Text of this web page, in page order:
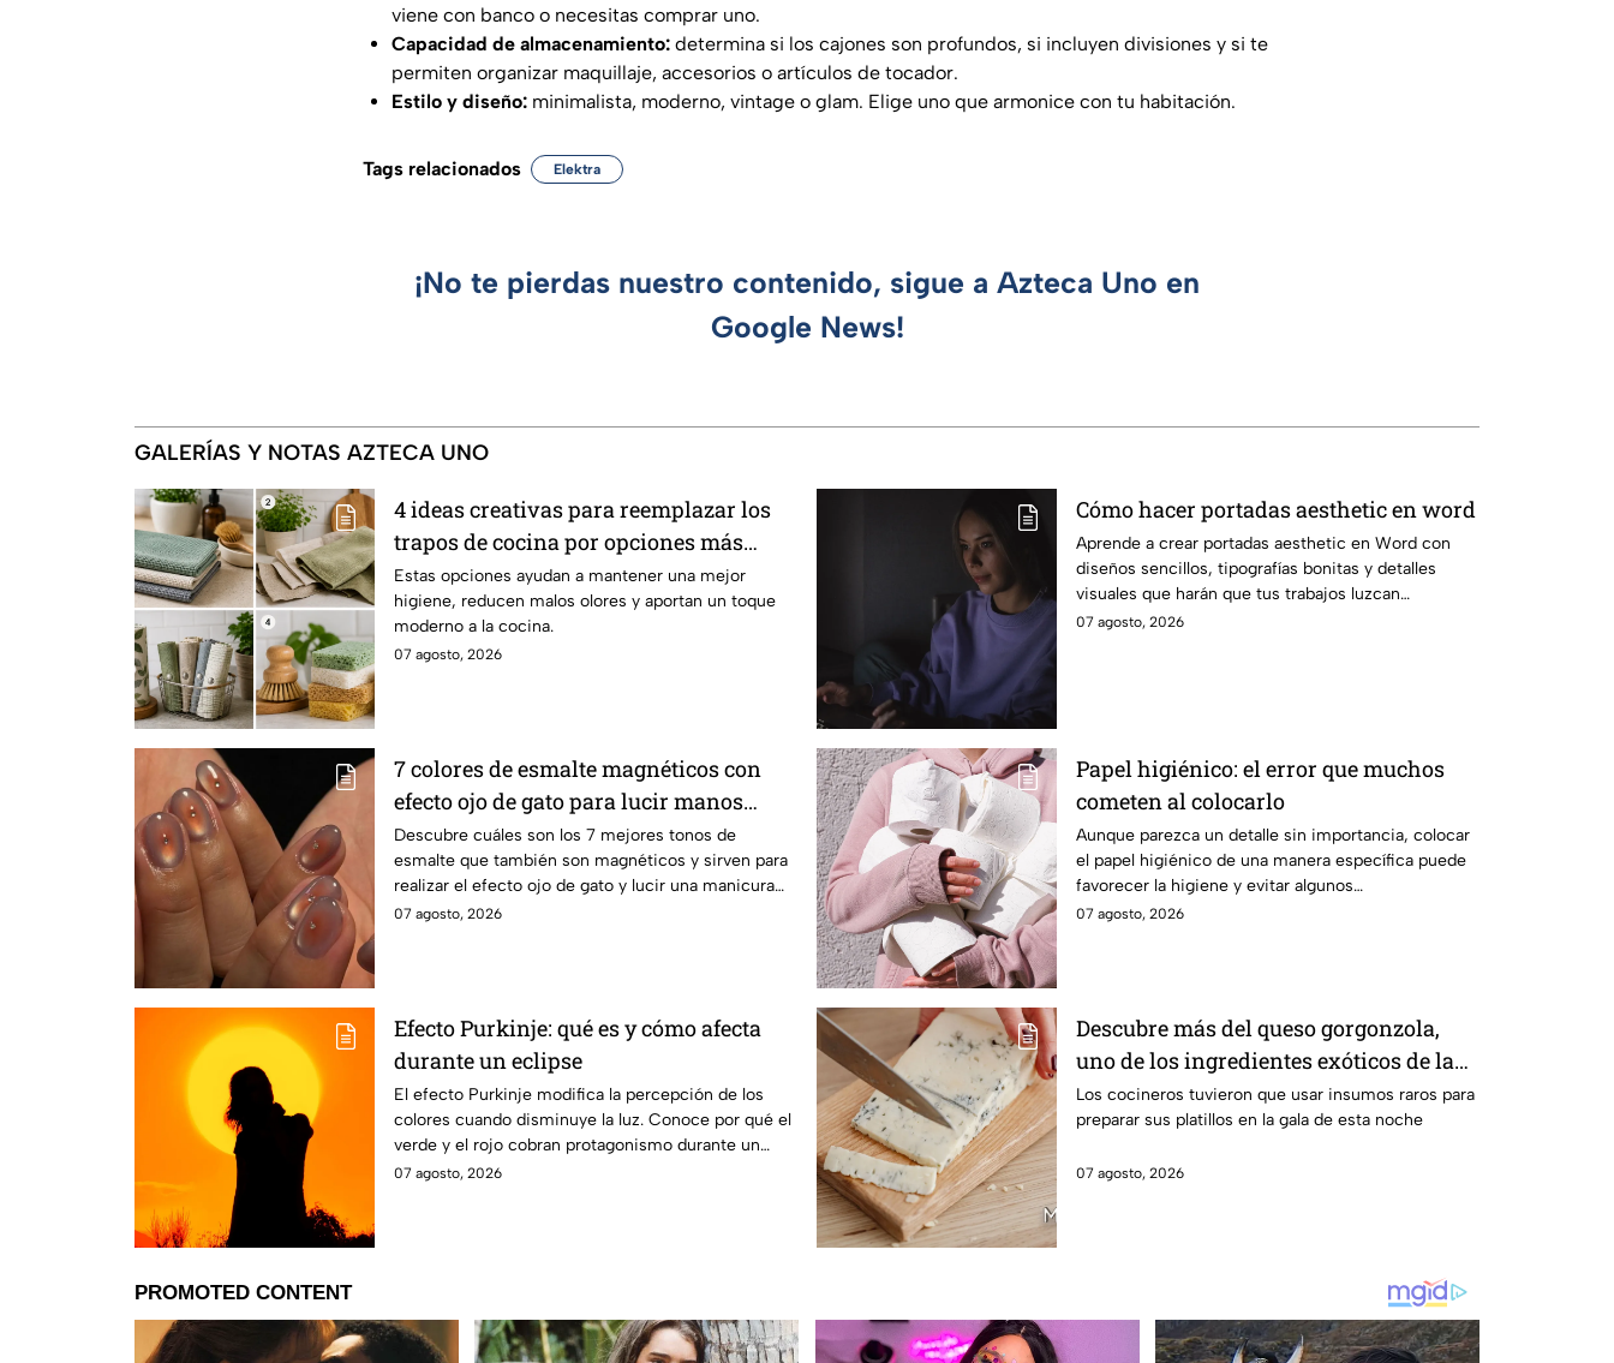
viene con banco o necesitas comprar uno.
Capacidad de almacenamiento: determina si los cajones son profundos, si incluyen divisiones y si te
permiten organizar maquillaje, accesorios o artículos de tocador.
Estilo y diseño: minimalista, moderno, vintage o glam. Elige uno que armonice con tu habitación.
Tags relacionados Elektra
¡No te pierdas nuestro contenido, sigue a Azteca Uno en
Google News!
GALERÍAS Y NOTAS AZTECA UNO
4 ideas creativas para reemplazar los
trapos de cocina por opciones más
saludables, modernas y elegantes
Estas opciones ayudan a mantener una mejor
higiene, reducen malos olores y aportan un toque
moderno a la cocina.
07 agosto, 2026
Cómo hacer portadas aesthetic en word
Aprende a crear portadas aesthetic en Word con
diseños sencillos, tipografías bonitas y detalles
visuales que harán que tus trabajos luzcan
originales.
07 agosto, 2026
7 colores de esmalte magnéticos con
efecto ojo de gato para lucir manos
elegantes
Descubre cuáles son los 7 mejores tonos de
esmalte que también son magnéticos y sirven para
realizar el efecto ojo de gato y lucir una manicura
moderna
07 agosto, 2026
Papel higiénico: el error que muchos
cometen al colocarlo
Aunque parezca un detalle sin importancia, colocar
el papel higiénico de una manera específica puede
favorecer la higiene y evitar algunos
inconvenientes.
07 agosto, 2026
Efecto Purkinje: qué es y cómo afecta
durante un eclipse
El efecto Purkinje modifica la percepción de los
colores cuando disminuye la luz. Conoce por qué el
verde y el rojo cobran protagonismo durante un
eclipse.
07 agosto, 2026
Descubre más del queso gorgonzola,
uno de los ingredientes exóticos de la
gala de salvación de MasterChef 24/7
Los cocineros tuvieron que usar insumos raros para
preparar sus platillos en la gala de esta noche
07 agosto, 2026